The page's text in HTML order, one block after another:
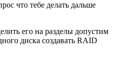
что тебе делать дальше
его на разделы допустим
диска создавать RAID